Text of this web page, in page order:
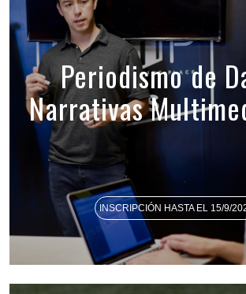
Periodismo de
Narrativas
INSCRIPCIÓN HASTA EL 15/9/